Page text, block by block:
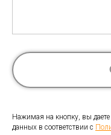
Нажимая на кнопку, вы даете
данных в соответствии с